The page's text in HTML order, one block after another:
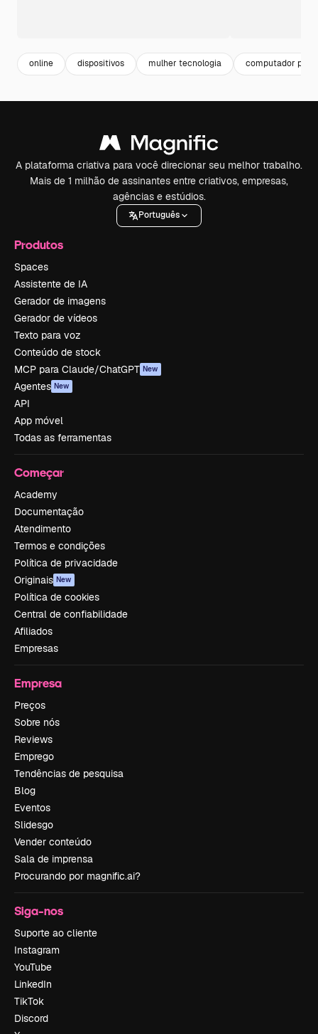
online dispositivos mulher tecnologia computador pc
A plataforma criativa para você direcionar seu melhor trabalho.
Mais de 1 milhão de assinantes entre criativos, empresas,
agências e estúdios.
Português
Produtos
Spaces
Assistente de IA
Gerador de imagens
Gerador de vídeos
Texto para voz
Conteúdo de stock
MCP para Claude/ChatGPT New
Agentes New
API
App móvel
Todas as ferramentas
Começar
Academy
Documentação
Atendimento
Termos e condições
Política de privacidade
Originais New
Política de cookies
Central de confiabilidade
Afiliados
Empresas
Empresa
Preços
Sobre nós
Reviews
Emprego
Tendências de pesquisa
Blog
Eventos
Slidesgo
Vender conteúdo
Sala de imprensa
Procurando por magnific.ai?
Siga-nos
Suporte ao cliente
Instagram
YouTube
LinkedIn
TikTok
Discord